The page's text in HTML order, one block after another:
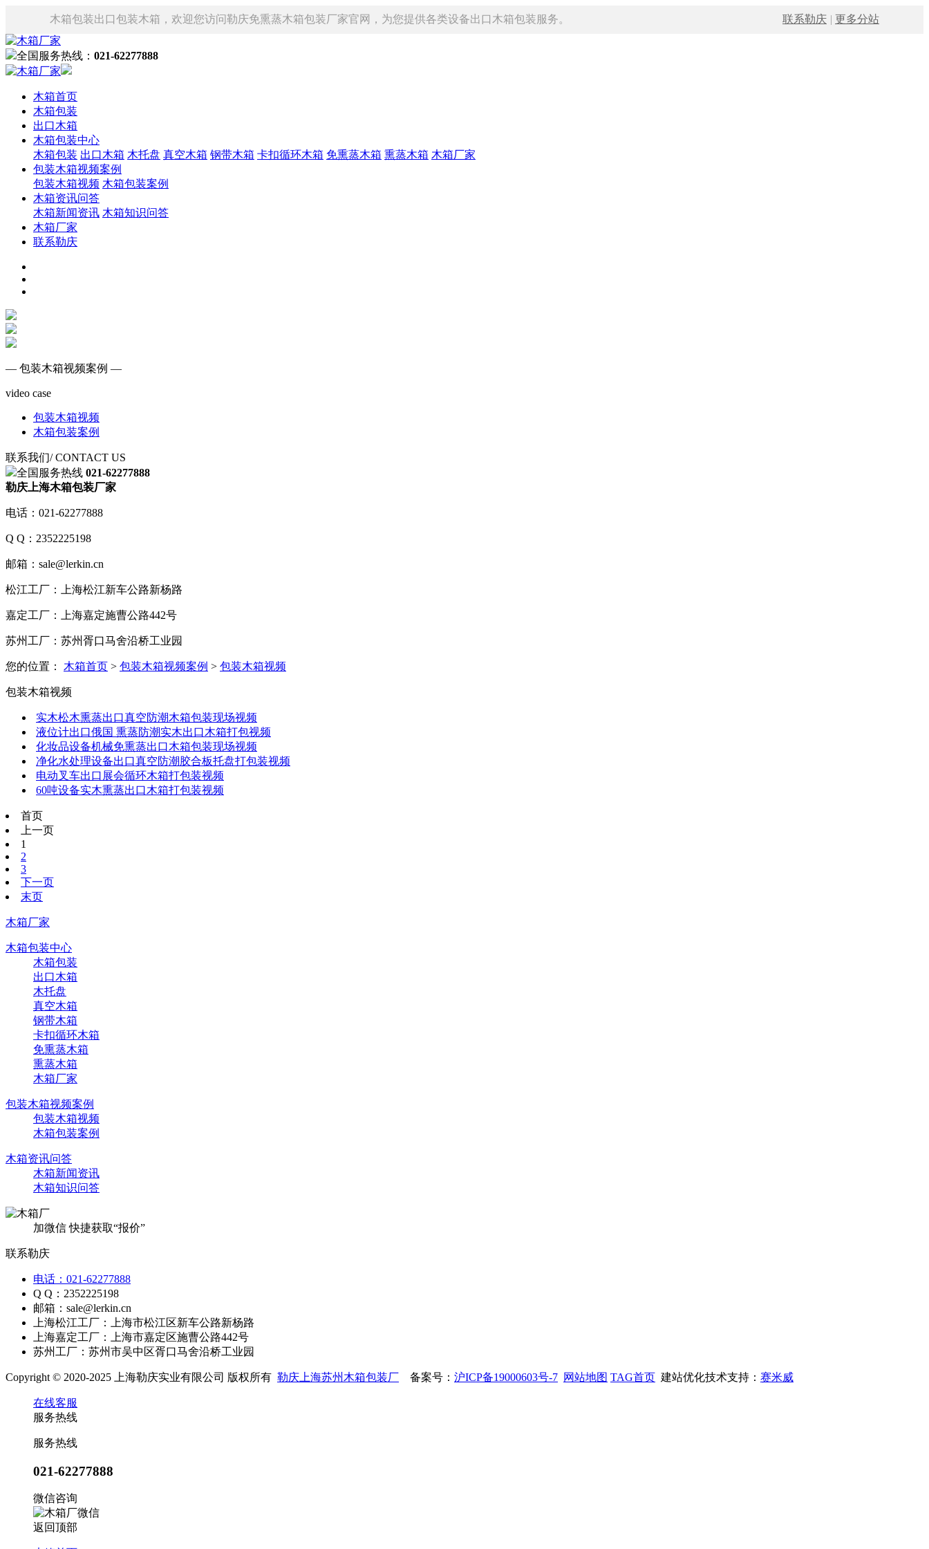
联系勒庆 | 更多分站
木箱包装出口包装木箱，欢迎您访问勒庆免熏蒸木箱包装厂家官网，为您提供各类设备出口木箱包装服务。
全国服务热线： 021-62277888
木箱首页
木箱包装
出口木箱
木箱包装中心
木箱包装 出口木箱 木托盘 真空木箱 钢带木箱 卡扣循环木箱 免熏蒸木箱 熏蒸木箱 木箱厂家
包装木箱视频案例
包装木箱视频 木箱包装案例
木箱资讯问答
木箱新闻资讯 木箱知识问答
木箱厂家
联系勒庆
— 包装木箱视频案例 —
video case
包装木箱视频
木箱包装案例
联系我们/ CONTACT US
全国服务热线 021-62277888
勒庆上海木箱包装厂家
电话：021-62277888
Q Q：2352225198
邮箱：sale@lerkin.cn
松江工厂：上海松江新车公路新杨路
嘉定工厂：上海嘉定施曹公路442号
苏州工厂：苏州胥口马舍沿桥工业园
您的位置： 木箱首页 > 包装木箱视频案例 > 包装木箱视频
包装木箱视频
实木松木熏蒸出口真空防潮木箱包装现场视频
液位计出口俄国 熏蒸防潮实木出口木箱打包视频
化妆品设备机械免熏蒸出口木箱包装现场视频
净化水处理设备出口真空防潮胶合板托盘打包装视频
电动叉车出口展会循环木箱打包装视频
60吨设备实木熏蒸出口木箱打包装视频
首页
上一页
1
2
3
下一页
末页
木箱厂家
木箱包装中心
木箱包装
出口木箱
木托盘
真空木箱
钢带木箱
卡扣循环木箱
免熏蒸木箱
熏蒸木箱
木箱厂家
包装木箱视频案例
包装木箱视频
木箱包装案例
木箱资讯问答
木箱新闻资讯
木箱知识问答
加微信 快捷获取“报价”
联系勒庆
电话：021-62277888
Q Q：2352225198
邮箱：sale@lerkin.cn
上海松江工厂：上海市松江区新车公路新杨路
上海嘉定工厂：上海市嘉定区施曹公路442号
苏州工厂：苏州市吴中区胥口马舍沿桥工业园
Copyright © 2020-2025 上海勒庆实业有限公司 版权所有 勒庆上海苏州木箱包装厂 备案号： 沪ICP备19000603号-7 网站地图 TAG首页 建站优化技术支持： 赛米威
在线客服
服务热线
服务热线
021-62277888
微信咨询
返回顶部